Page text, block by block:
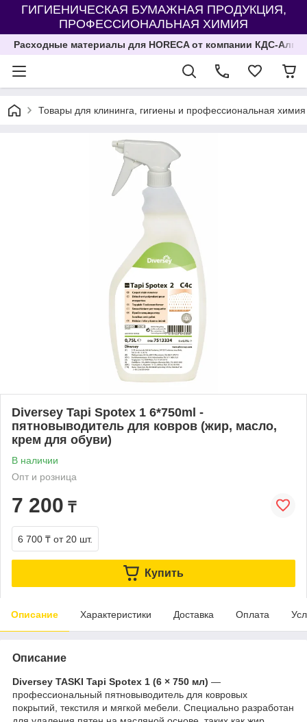
ГИГИЕНИЧЕСКАЯ БУМАЖНАЯ ПРОДУКЦИЯ,
ПРОФЕССИОНАЛЬНАЯ ХИМИЯ
Расходные материалы для HORECA от компании КДС-
Товары для клининга, гигиены и профессиональная химия
Diversey Tapi Spotex 1 6*750ml -
пятновыводитель для ковров (жир, масло,
крем для обуви)
В наличии
Опт и розница
7 200 ₸
6 700 ₸ от 20 шт.
Купить
Описание Характеристики Доставка Оплата
Описание
Diversey TASKI Tapi Spotex 1 (6 × 750 мл) —
профессиональный пятновыводитель для ковровых
покрытий, текстиля и мягкой мебели. Специально разработан